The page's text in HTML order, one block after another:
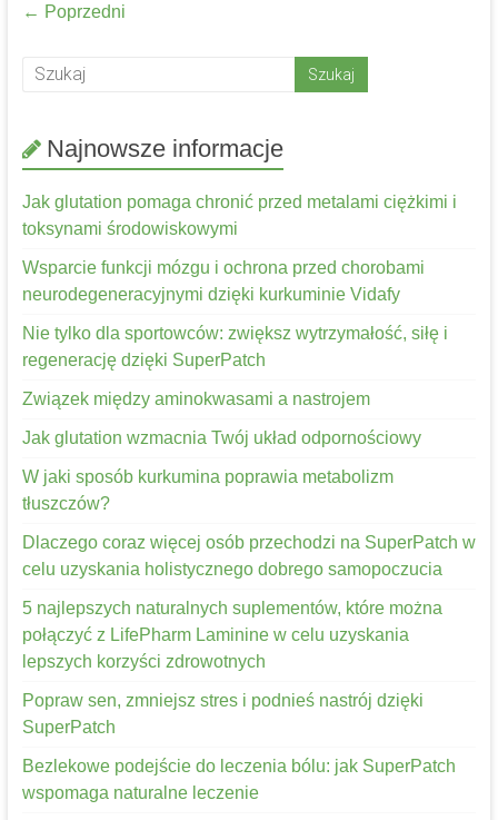
← Poprzedni
Najnowsze informacje
Jak glutation pomaga chronić przed metalami ciężkimi i
toksynami środowiskowymi
Wsparcie funkcji mózgu i ochrona przed chorobami
neurodegeneracyjnymi dzięki kurkuminie Vidafy
Nie tylko dla sportowców: zwiększ wytrzymałość, siłę i
regenerację dzięki SuperPatch
Związek między aminokwasami a nastrojem
Jak glutation wzmacnia Twój układ odpornościowy
W jaki sposób kurkumina poprawia metabolizm
tłuszczów?
Dlaczego coraz więcej osób przechodzi na SuperPatch w
celu uzyskania holistycznego dobrego samopoczucia
5 najlepszych naturalnych suplementów, które można
połączyć z LifePharm Laminine w celu uzyskania
lepszych korzyści zdrowotnych
Popraw sen, zmniejsz stres i podnieś nastrój dzięki
SuperPatch
Bezlekowe podejście do leczenia bólu: jak SuperPatch
wspomaga naturalne leczenie